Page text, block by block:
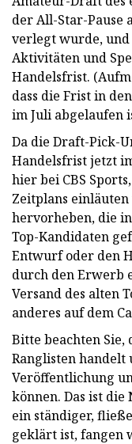
der All-Star-Pause
verlegt wurde,
Aktivitäten und
Handelsfrist.
dass die Frist in
im Juli abgelaufen
Da die Draft-Pick-
Handelsfrist jetzt
hier bei CBS
Zeitplans
hervorheben, die
Top-Kandidaten
Entwurf oder den
durch den Erwerb
Versand des alten
anderes auf dem
Bitte beachten Sie,
Ranglisten handelt
Veröffentlichung
können. Das ist
ein ständiger,
geklärt ist, fangen